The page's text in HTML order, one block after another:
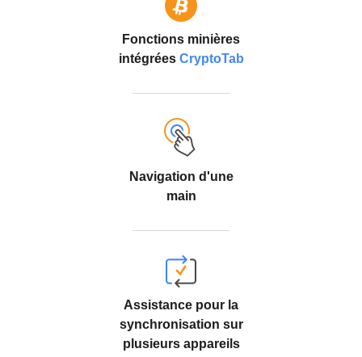
Fonctions minières
intégrées CryptoTab
Navigation d'une
main
Assistance pour la
synchronisation sur
plusieurs appareils